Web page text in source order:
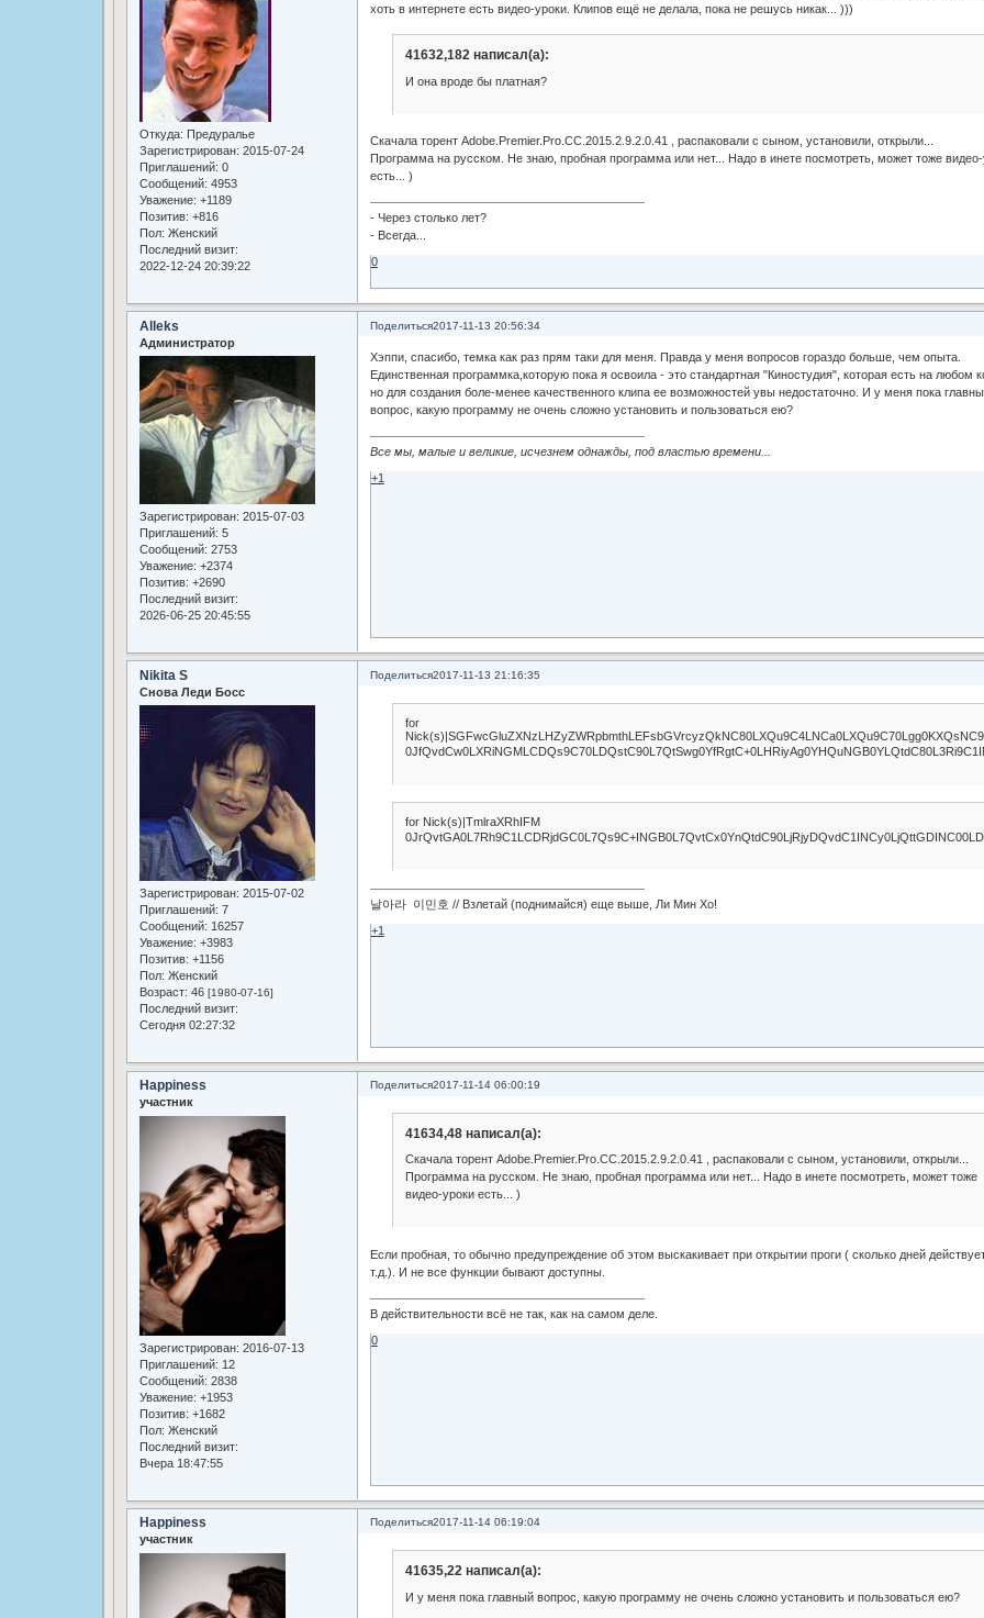
Откуда: Предуралье
Зарегистрирован: 2015-07-24
Приглашений: 0
Сообщений: 4953
Уважение: +1189
Позитив: +816
Пол: Женский
Последний визит:
2022-12-24 20:39:22
хоть в интернете есть видео-уроки. Клипов ещё не делала, пока не решусь никак... )))
41632,182 написал(а):
И она вроде бы платная?
Скачала торент Adobe.Premier.Pro.CC.2015.2.9.2.0.41 , распаковали с сыном, установили, открыли...
Программа на русском. Не знаю, пробная программа или нет... Надо в инете посмотреть, может тоже видео-
есть... )
- Через столько лет?
- Всегда...
0
Поделиться2017-11-13 20:56:34
Alleks
Администратор
Зарегистрирован: 2015-07-03
Приглашений: 5
Сообщений: 2753
Уважение: +2374
Позитив: +2690
Последний визит:
2026-06-25 20:45:55
Хэппи, спасибо, темка как раз прям таки для меня. Правда у меня вопросов гораздо больше, чем опыта.
Единственная программка,которую пока я освоила - это стандартная "Киностудия", которая есть на любом
но для создания боле-менее качественного клипа ее возможностей увы недостаточно. И у меня пока
вопрос, какую программу не очень сложно установить и пользоваться ею?
Все мы, малые и великие, исчезнем однажды, под властью времени...
+1
Поделиться2017-11-13 21:16:35
Nikita S
Снова Леди Босс
Зарегистрирован: 2015-07-02
Приглашений: 7
Сообщений: 16257
Уважение: +3983
Позитив: +1156
Пол: Женский
Возраст: 46 [1980-07-16]
Последний визит:
Сегодня 02:27:32
for
for Nick(s)|TmlraXRhIFM
날아라 이민호 // Взлетай (поднимайся) еще выше, Ли Мин Хо!
+1
Поделиться2017-11-14 06:00:19
Happiness
участник
Зарегистрирован: 2016-07-13
Приглашений: 12
Сообщений: 2838
Уважение: +1953
Позитив: +1682
Пол: Женский
Последний визит:
Вчера 18:47:55
41634,48 написал(а):
Скачала торент Adobe.Premier.Pro.CC.2015.2.9.2.0.41 , распаковали с сыном, установили, открыли...
Программа на русском. Не знаю, пробная программа или нет... Надо в инете посмотреть, может тоже
видео-уроки есть... )
Если пробная, то обычно предупреждение об этом выскакивает при открытии проги ( сколько дней
т.д.). И не все функции бывают доступны.
В действительности всё не так, как на самом деле.
0
Поделиться2017-11-14 06:19:04
Happiness
участник
41635,22 написал(а):
И у меня пока главный вопрос, какую программу не очень сложно установить и пользоваться ею?